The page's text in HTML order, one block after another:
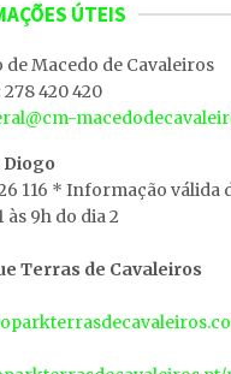
ÚTEIS
Macedo de Cavaleiros
278 420 420
116 * Informação válida
às 9h do dia 2
Terras de Cavaleiros